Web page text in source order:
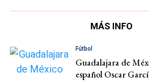
MÁS INFO
Fútbol
Guadalajara de
español Oscar